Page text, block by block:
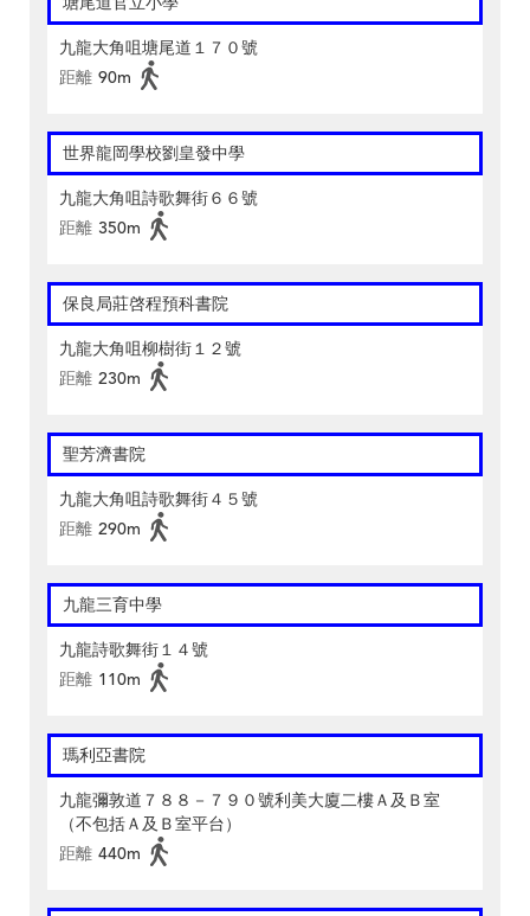
九龍大角咀塘尾道１７０號
距離 90m
世界龍岡學校劉皇發中學
九龍大角咀詩歌舞街６６號
距離 350m
保良局莊啓程預科書院
九龍大角咀柳樹街１２號
距離 230m
聖芳濟書院
九龍大角咀詩歌舞街４５號
距離 290m
九龍三育中學
九龍詩歌舞街１４號
距離 110m
瑪利亞書院
九龍彌敦道７８８－７９０號利美大廈二樓Ａ及Ｂ室
（不包括Ａ及Ｂ室平台）
距離 440m